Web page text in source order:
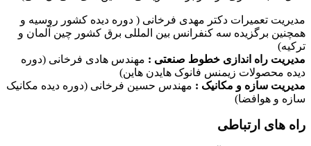
مدیریت تعمیرات دکتر مهدی فرخانی ( دوره دیده کشور روسیه و
همچنین برگزیده سه کنفرانس بین المللی برق کشور چین آلمان و
ترکیه)
مدیریت راه اندازی خطوط صنعتی : مهندس هادی فرخانی (دوره
دیده محصولات زیمنس فانوک هایدن هاین)
مدیریت سازه و مکانیک : مهندس حسین فرخانی (دوره دیده مکانیک
سازه و هوافضا)
راه های ارتباطی